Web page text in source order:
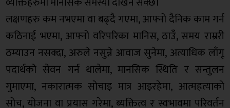
लक्षणहरु कम नभएमा वा बढ्दै गएमा, आफ्नो दैनिक काम गर्न
कठिनाई भएमा, आफ्नो वरिपरिका मानिस, ठाउँ, समय राम्ररी
ठम्याउन नसक्दा, अरुले नसुन्ने आवाज सुनेमा, अत्याधिक लाँगू
पदार्थको सेवन गर्न थालेमा, मानसिक स्थिति र सन्तुलन
गुमाएमा, नकारात्मक सोचाइ मात्र आइरहेमा, आत्महत्याको
सोच, योजना वा प्रयास गरेमा, ब्यक्तित्व र स्वभावमा परिवर्तन